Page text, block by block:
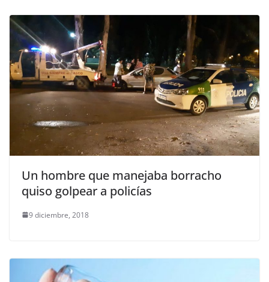
Un hombre que manejaba borracho
quiso golpear a policías
9 diciembre, 2018